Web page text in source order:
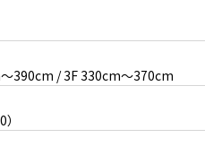
390cm / 3F 330cm〜370cm